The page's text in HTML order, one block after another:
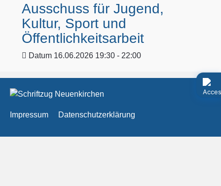
Ausschuss für Jugend,
Kultur, Sport und
Öffentlichkeitsarbeit
Datum 16.06.2026 19:30 - 22:00
Impressum Datenschutzerklärung